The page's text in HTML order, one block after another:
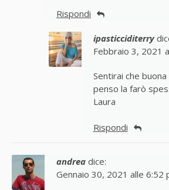
Rispondi
ipasticciditerry
Febbraio 3, 2021
Sentirai che
penso la farò
Laura
Rispondi
andrea dice:
Gennaio 30, 2021 alle 6:52